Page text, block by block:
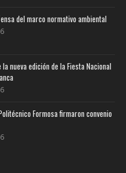
del marco normativo ambiental
nueva edición de la Fiesta Nacional
Formosa firmaron convenio